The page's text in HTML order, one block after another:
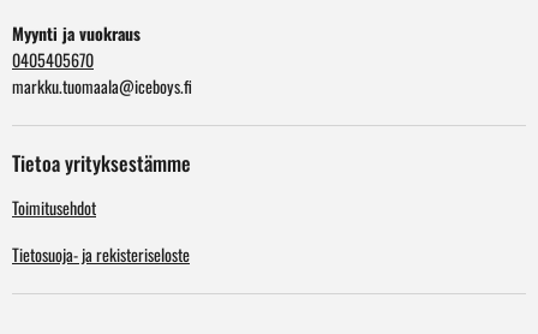
Myynti ja vuokraus
0405405670
markku.tuomaala@iceboys.fi
Tietoa yrityksestämme
Toimitusehdot
Tietosuoja- ja rekisteriseloste